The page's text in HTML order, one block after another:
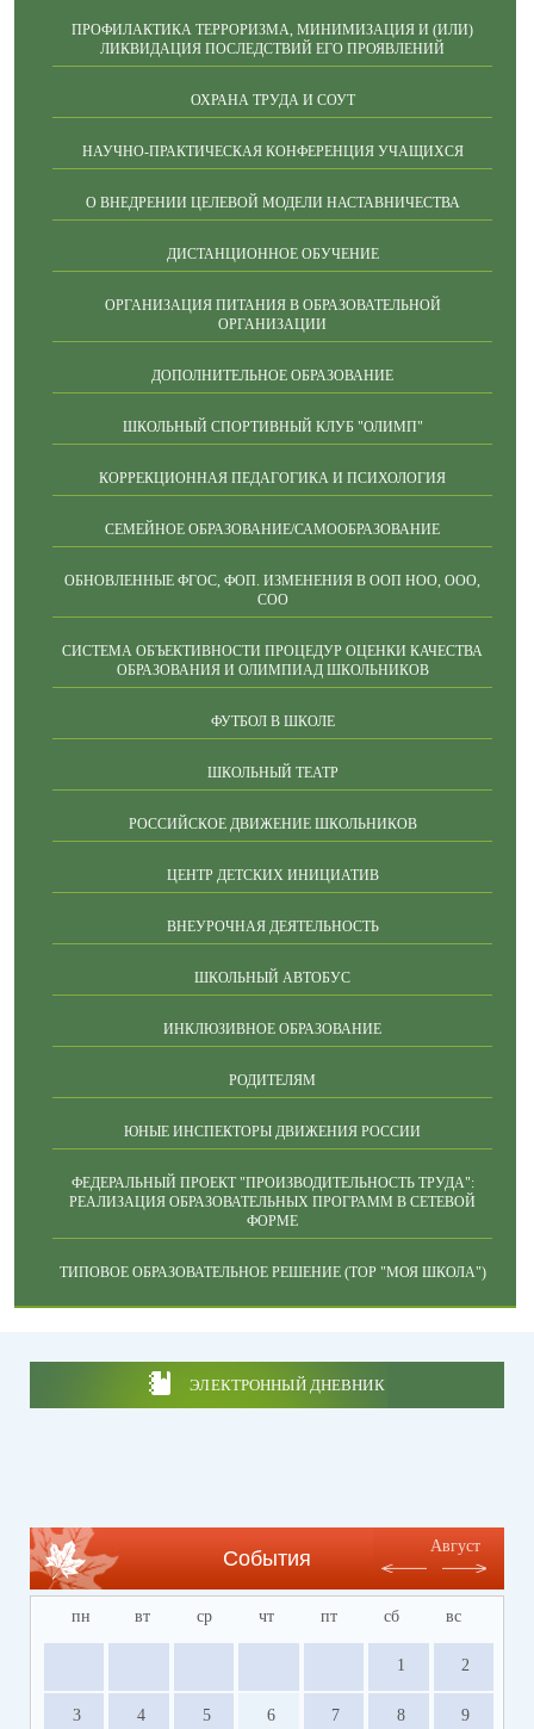
ПРОФИЛАКТИКА ТЕРРОРИЗМА, МИНИМИЗАЦИЯ И (ИЛИ)
ЛИКВИДАЦИЯ ПОСЛЕДСТВИЙ ЕГО ПРОЯВЛЕНИЙ
ОХРАНА ТРУДА И СОУТ
НАУЧНО-ПРАКТИЧЕСКАЯ КОНФЕРЕНЦИЯ УЧАЩИХСЯ
О ВНЕДРЕНИИ ЦЕЛЕВОЙ МОДЕЛИ НАСТАВНИЧЕСТВА
ДИСТАНЦИОННОЕ ОБУЧЕНИЕ
ОРГАНИЗАЦИЯ ПИТАНИЯ В ОБРАЗОВАТЕЛЬНОЙ
ОРГАНИЗАЦИИ
ДОПОЛНИТЕЛЬНОЕ ОБРАЗОВАНИЕ
ШКОЛЬНЫЙ СПОРТИВНЫЙ КЛУБ "ОЛИМП"
КОРРЕКЦИОННАЯ ПЕДАГОГИКА И ПСИХОЛОГИЯ
СЕМЕЙНОЕ ОБРАЗОВАНИЕ/САМООБРАЗОВАНИЕ
ОБНОВЛЕННЫЕ ФГОС, ФОП. ИЗМЕНЕНИЯ В ООП НОО, ООО,
СОО
СИСТЕМА ОБЪЕКТИВНОСТИ ПРОЦЕДУР ОЦЕНКИ КАЧЕСТВА
ОБРАЗОВАНИЯ И ОЛИМПИАД ШКОЛЬНИКОВ
ФУТБОЛ В ШКОЛЕ
ШКОЛЬНЫЙ ТЕАТР
РОССИЙСКОЕ ДВИЖЕНИЕ ШКОЛЬНИКОВ
ЦЕНТР ДЕТСКИХ ИНИЦИАТИВ
ВНЕУРОЧНАЯ ДЕЯТЕЛЬНОСТЬ
ШКОЛЬНЫЙ АВТОБУС
ИНКЛЮЗИВНОЕ ОБРАЗОВАНИЕ
РОДИТЕЛЯМ
ЮНЫЕ ИНСПЕКТОРЫ ДВИЖЕНИЯ РОССИИ
ФЕДЕРАЛЬНЫЙ ПРОЕКТ "ПРОИЗВОДИТЕЛЬНОСТЬ ТРУДА":
РЕАЛИЗАЦИЯ ОБРАЗОВАТЕЛЬНЫХ ПРОГРАММ В СЕТЕВОЙ
ФОРМЕ
ТИПОВОЕ ОБРАЗОВАТЕЛЬНОЕ РЕШЕНИЕ (ТОР "МОЯ ШКОЛА")
ЭЛЕКТРОННЫЙ ДНЕВНИК
События
Август
пн вт ср чт пт сб вс
1 2
3 4 5 6 7 8 9